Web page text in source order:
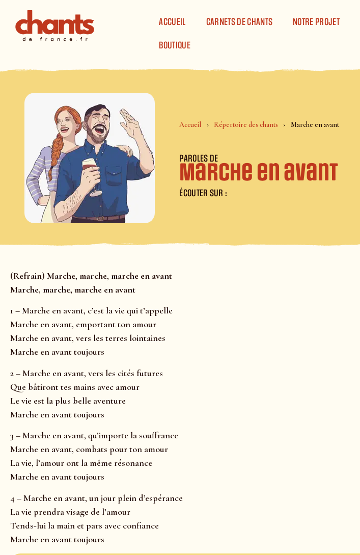
ACCUEIL
CARNETS DE CHANTS NOTRE PROJET
BOUTIQUE
Accueil Répertoire des chants Marche en avant
PAROLES DE
Marche en avant
ÉCOUTER SUR :
(Refrain) Marche, marche, marche en avant
Marche, marche, marche en avant
1 – Marche en avant, c’est la vie qui t’appelle
Marche en avant, emportant ton amour
Marche en avant, vers les terres lointaines
Marche en avant toujours
2 – Marche en avant, vers les cités futures
Que bâtiront tes mains avec amour
Le vie est la plus belle aventure
Marche en avant toujours
3 – Marche en avant, qu’importe la souffrance
Marche en avant, combats pour ton amour
La vie, l’amour ont la même résonance
Marche en avant toujours
4 – Marche en avant, un jour plein d’espérance
La vie prendra visage de l’amour
Tends-lui la main et pars avec confiance
Marche en avant toujours